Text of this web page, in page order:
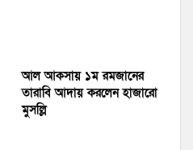
আল আকসায় ১ম রমজানের
তারাবি আদায় করলেন হাজারো
মুসল্লি